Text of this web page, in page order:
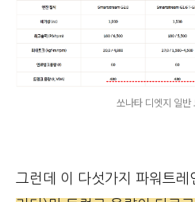
쏘나타 디엣지 일반
그런데 이 다섯가지 파워트레